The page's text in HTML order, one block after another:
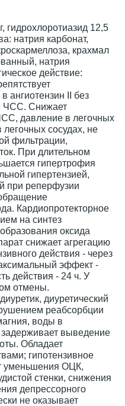
гиперкреатининемия, повышение уровня азота мочевины, повышение активности ?печеночных? трансаминаз, гипербилирубинемия, гиперкалиемия, гипонатриемия, появление антинуклеарных антител. Влияние на плод: нарушение функции плода, снижение АД плода и новорожденных, нарушение функции почек, гиперкалиемия, гипоплазия костей черепа, олигогидрамнион, контрактура конечностей, деформация костей черепа, гипоплазия легких. Гидрохлортиазид Со стороны водно-электролитного и кислотно-щелочного баланса: возможно развитие гипокалиемии и гипохлоремического алкалоза (сухость во рту, усиление жажды, нарушения ритма сердца, изменение настроения и психики, судороги или боли в мышцах, тошнота, рвота, слабость; при гипохлоремическом алкалозе возможно развитие печеночной энцефалопатии или печеночной комы), гипонатриемии (спутанность сознания, судороги, апатия, замедление процесса мышления, усталость, раздражительность), гипомагниемии (аритмии). Со стороны системы кроветворения: агранулоцитоз, тромбоцитопения, гемолитическая и апластическая анемия, лейкоцитопения. Со стороны сердечно-сосудистой системы: аритмия, ортостатическая гипотензия, тахикардия. Со стороны пищеварительной системы: холецистит, панкреатит, желтуха, диарея, сиаладенит, запор, анорексия, боли в эпигастрии. Со стороны обмена веществ: гипергликемия, глюкозурия, гиперурикемия, обострение подагры. Аллергические реакции: кожная сыпь, пурпура, некротический васкулит, синдром Стивенса-Джонсона, респираторный дистресс (пневмонит, некардиогенный отек легкого), фотосенсибилизация; анафилактические реакции (вплоть до угрожающего жизни анафилактического шока). Взаимодействие: Рамиприл Усиливает угнетающее действие этанола на ЦНС. Прием соли с пищей может снижать гипотензивный эффект рамиприла. При одновременном использовании рамиприла и других средств, снижающих АД, (напр., диуретики, нитраты, трициклические антидепрессанты, анестетики) приводит к усилению гипотензивного эффекта рамиприла. Одновременное назначение рамиприла и препаратов калия или калийсберегающих диуретития, необходимо контролировать концентрацию лития в сыворотке крови - риск возникновения токсических эффектов. иков может стать причиной гиперкалиемии. Вазопрессорные симпатомиметики (адреналин, норадреналин) могут снижать гипотензивный эффект рамиприла. В связи с этим при одновременном лечении следует тщательно контролировать уровень АД. Одновременное назначение рамиприла и аллопуринола, иммунодепрессантов, кортикостероидов, прокаинамида, цитостатиков повышает вероятность изменений периферической картины крови. Одновременное назначение рамиприла и препаратов лития ведет к снижению экскреции л Ингибиторы АПФ могут усиливать эффект гипогликемических средств (например, инсулина или производных сульфонилмочевины), что в отдельных случаях может стать причиной гипогликемии. В связи с этим уровень сахара в крови должен тщательно контролироваться, особенно в начале совместного применения. Одновременное использование рамиприла и нестероидных противовоспалительных препаратов (например, ацетилсалициловой кислоты и индометацина) может ослаблять гипотензивный эффект рамиприла. Дополнительно одновременное использование может вызвать гиперкалиемию и повышать риск нарушения функции почек. Одновременное использование гепарина и рамиприла может стать причиной гиперкалиемии. Анафилактические и анафилактоидные реакции к яду жалящих насекомых (возможно и к другим аллергенам) более выражены во время лечения ингибиторами АПФ. Гидрохлоротиазид При одновременном применении гликозидов наперстянки с тиазидными диуретиками увеличивается вероятность проявления токсических эффектов гликозидов (в т.ч. повышенная возбудимость желудочков) из-за вероятного развития гипокалиемии и гипомагниемии. Лекарственные средства, интенсивно связывающиеся с белками (непрямые антикоагулянты, клофибрат, НПВС), усиливают диуретический эффект гидрохлоротиазида. Гипотензивный эффект гидрохлоротиазида усиливают вазодилататоры, бета-адреноблокаторы, барбитураты, фенотиазины, трициклические антидепрессанты, этанол. Гидрохлоротиазид усиливает нейротоксичность салицилатов, ослабляет действие пероральных гипогликемических лекарственных средств, норэпинефрина, эпинефрина и противоподагрических препаратов, усиливает кардиотоксическое и нейротоксическое действие препаратов лития, действие периферических миорелаксантов, умень